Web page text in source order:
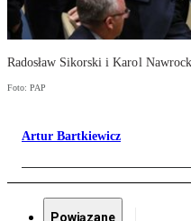
Radosław Sikorski i Karol
Foto: PAP
Artur Bartkiewicz
Powiązane